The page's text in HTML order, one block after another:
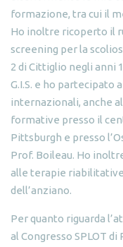
formazione, tra cui il
Ho inoltre ricoperto il
screening per la
2 di Cittiglio negli anni
G.I.S. e ho partecipato
internazionali, anche
formative presso il
Pittsburgh e presso
Prof. Boileau. Ho
alle terapie
dell’anziano.
Per quanto riguarda
al Congresso SPLOT